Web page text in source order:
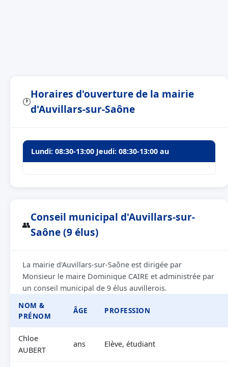
🕐
Horaires d'ouverture de la mairie
d'Auvillars-sur-Saône
Lundi: 08:30-13:00 Jeudi: 08:30-13:00 au
👥
Conseil municipal d'Auvillars-sur-
Saône (9 élus)
La mairie d'Auvillars-sur-Saône est dirigée par
Monsieur le maire Dominique CAIRE et administrée par
un conseil municipal de 9 élus auvillerois.
NOM &
PRÉNOM
ÂGE PROFESSION
Chloe
AUBERT
ans Elève, étudiant